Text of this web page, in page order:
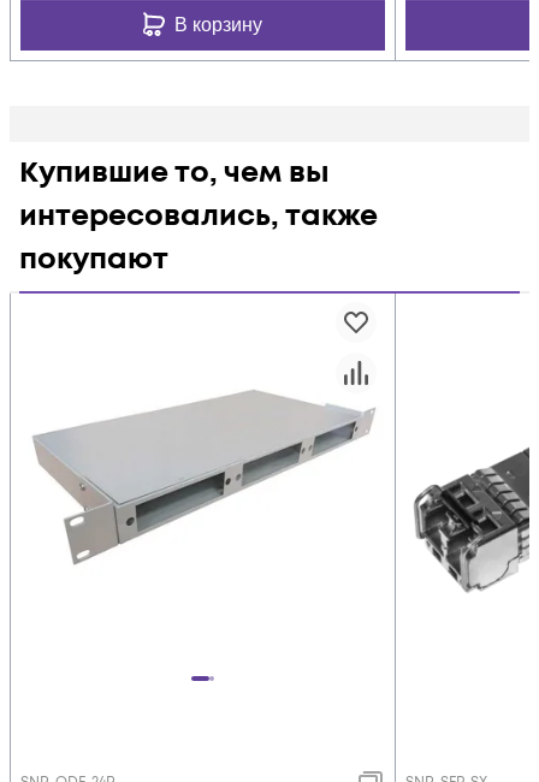
В корзину
Купившие то, чем вы
интересовались, также
покупают